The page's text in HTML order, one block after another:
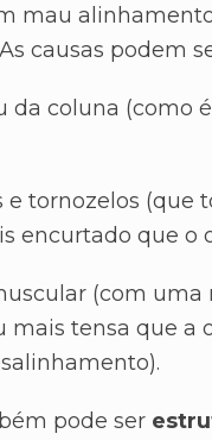
mau
causas podem
da coluna (como
e tornozelos (que
encurtado que o
(com uma
mais tensa que a
pode ser